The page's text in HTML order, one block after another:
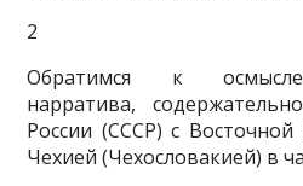
2
Обратимся к
нарратива,
России (СССР) с
Че­хией (Чехословакией) в